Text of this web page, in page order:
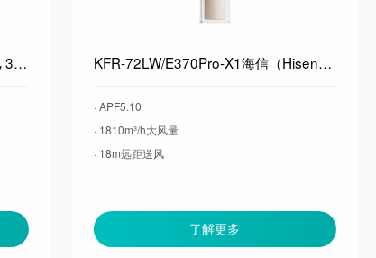
KFR-72LW/E5E1-1海信空调 智慧风 3匹柜机 人感智慧风 好风不吹人 语音控制 分区送风 新一级能效 KFR-72LW/E370Pro-X1海信（Hisense）大薄荷空调智省电Ultra柜机大3匹 世界杯定制空调AI省电仿真自然风超一级能效
· APF5.10
· 1810m³/h大风量
· 18m远距送风
了解更多